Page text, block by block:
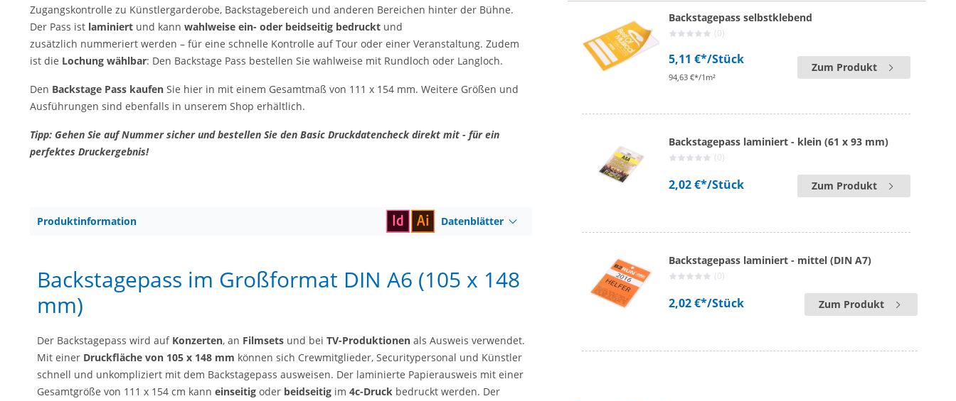
Zugangskontrolle zu Künstlergarderobe, Backstagebereich und anderen Bereichen hinter der Bühne.
Der Pass ist laminiert und kann wahlweise ein- oder beidseitig bedruckt und
zusätzlich nummeriert werden – für eine schnelle Kontrolle auf Tour oder einer Veranstaltung. Zudem
ist die Lochung wählbar: Den Backstage Pass bestellen Sie wahlweise mit Rundloch oder Langloch.
Den Backstage Pass kaufen Sie hier in mit einem Gesamtmaß von 111 x 154 mm. Weitere Größen und
Ausführungen sind ebenfalls in unserem Shop erhältlich.
Tipp: Gehen Sie auf Nummer sicher und bestellen Sie den Basic Druckdatencheck direkt mit - für ein
perfektes Druckergebnis!
Produktinformation Datenblätter
Backstagepass im Großformat DIN A6 (105 x 148
mm)
Der Backstagepass wird auf Konzerten, an Filmsets und bei TV-Produktionen als Ausweis verwendet.
Mit einer Druckfläche von 105 x 148 mm können sich Crewmitglieder, Securitypersonal und Künstler
schnell und unkompliziert mit dem Backstagepass ausweisen. Der laminierte Papierausweis mit einer
Gesamtgröße von 111 x 154 cm kann einseitig oder beidseitig im 4c-Druck bedruckt werden. Der
Backstagepass selbstklebend
(0)
5,11 €*/Stück
94,63 €*/1m²
Zum Produkt
Backstagepass laminiert - klein (61 x 93 mm)
(0)
2,02 €*/Stück Zum Produkt
Backstagepass laminiert - mittel (DIN A7)
(0)
2,02 €*/Stück Zum Produkt